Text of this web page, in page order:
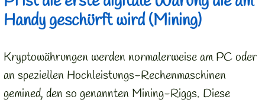
Handy geschürft wird (Mining)
Kryptowährungen werden normalerweise am PC oder
an speziellen Hochleistungs-Rechenmaschinen
gemined, den so genannten Mining-Riggs. Diese